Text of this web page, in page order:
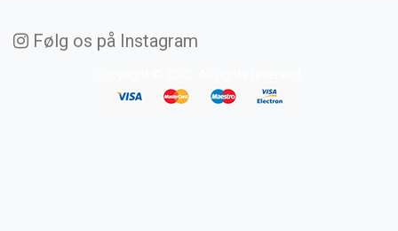
Følg os på Instagram